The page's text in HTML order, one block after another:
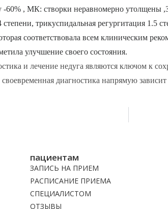
, МК: створки неравномерно утолщены
степени, трикуспидальная регургитация 1.5
соответствовала всем клиническим
улучшение своего состояния.
и лечение недуга являются ключом к
своевременная диагностика напрямую
пациентам
ЗАПИСЬ НА ПРИЕМ
РАСПИСАНИЕ ПРИЕМА
СПЕЦИАЛИСТОМ
ОТЗЫВЫ